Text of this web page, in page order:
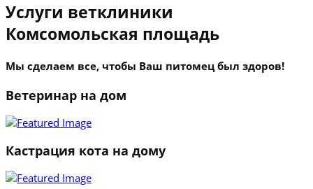
Услуги ветклиники
Комсомольская площадь
Мы сделаем все, чтобы Ваш питомец был здоров!
Ветеринар на дом
Кастрация кота на дому